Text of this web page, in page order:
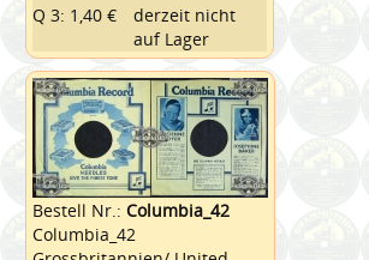
Q 3: 1,40 €
derzeit nicht
auf Lager
Bestell Nr.:Columbia_42
Columbia_42